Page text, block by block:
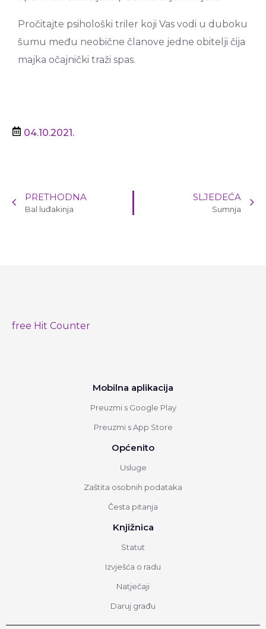
Pročitajte psihološki triler koji Vas vodi u duboku
šumu među neobične članove jedne obitelji čija
majka očajnički traži spas.
04.10.2021.
PRETHODNA
Bal luđakinja
SLJEDEĆA
Sumnja
free Hit Counter
Mobilna aplikacija
Preuzmi s Google Play
Preuzmi s App Store
Općenito
Usluge
Zaštita osobnih podataka
Česta pitanja
Knjižnica
Statut
Izvješća o radu
Natječaji
Daruj građu